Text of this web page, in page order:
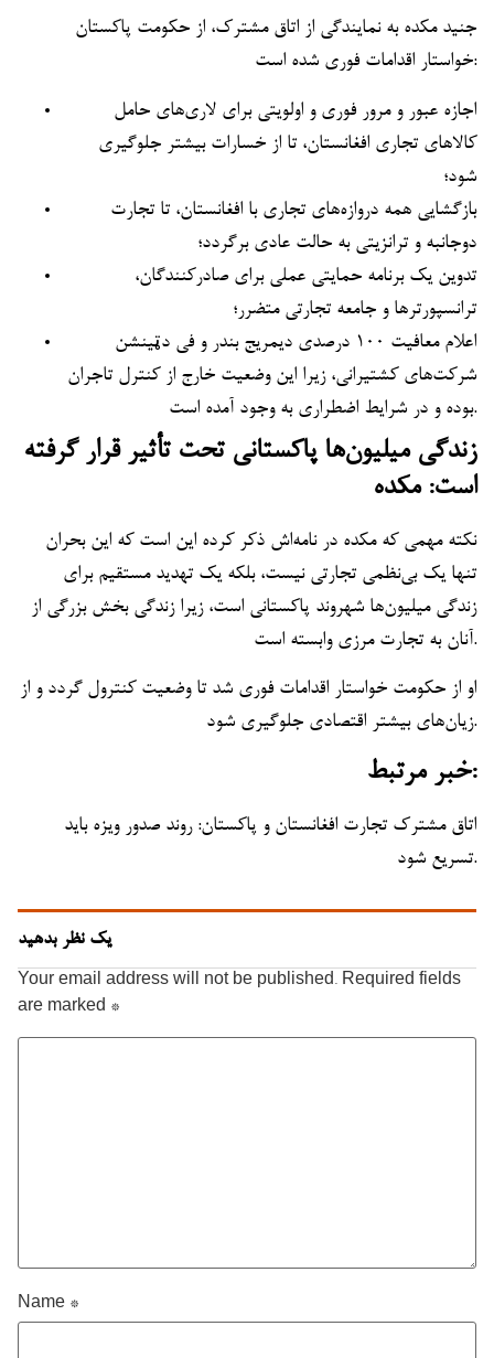
جنید مکده به نمایندگی از اتاق مشترک، از حکومت پاکستان
خواستار اقدامات فوری شده است:
اجازه عبور و مرور فوری و اولویتی برای لاری‌های حامل
کالاهای تجاری افغانستان، تا از خسارات بیشتر جلوگیری
شود؛
بازگشایی همه دروازه‌های تجاری با افغانستان، تا تجارت
دوجانبه و ترانزیتی به حالت عادی برگردد؛
تدوین یک برنامه حمایتی عملی برای صادرکنندگان،
ترانسپورترها و جامعه تجارتی متضرر؛
اعلام معافیت ۱۰۰ درصدی دیمریج بندر و فی دټینشن
شرکت‌های کشتیرانی، زیرا این وضعیت خارج از کنترل تاجران
بوده و در شرایط اضطراری به وجود آمده است.
زندگی میلیون‌ها پاکستانی تحت تأثیر قرار گرفته
است: مکده
نکته مهمی که مکده در نامه‌اش ذکر کرده این است که این بحران
تنها یک بی‌نظمی تجارتی نیست، بلکه یک تهدید مستقیم برای
زندگی میلیون‌ها شهروند پاکستانی است، زیرا زندگی بخش بزرگی از
آنان به تجارت مرزی وابسته است.
او از حکومت خواستار اقدامات فوری شد تا وضعیت کنترول گردد و از
زیان‌های بیشتر اقتصادی جلوگیری شود.
خبر مرتبط:
اتاق مشترک تجارت افغانستان و پاکستان: روند صدور ویزه باید
تسریع شود.
یک نظر بدهید
Your email address will not be published. Required fields
are marked *
Name *